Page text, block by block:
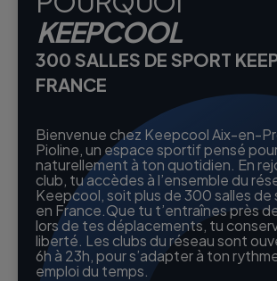
KEEPCOOL
300 SALLES DE SPORT
FRANCE
Bienvenue chez Keepcool Aix-en-
Pioline, un espace sportif pensé
naturellement à ton quotidien. En
club, tu accèdes à l’ensemble du
Keepcool, soit plus de 300 salles
en France.Que tu t’entraînes près
lors de tes déplacements, tu
liberté. Les clubs du réseau sont
6h à 23h, pour s’adapter à ton
emploi du temps.